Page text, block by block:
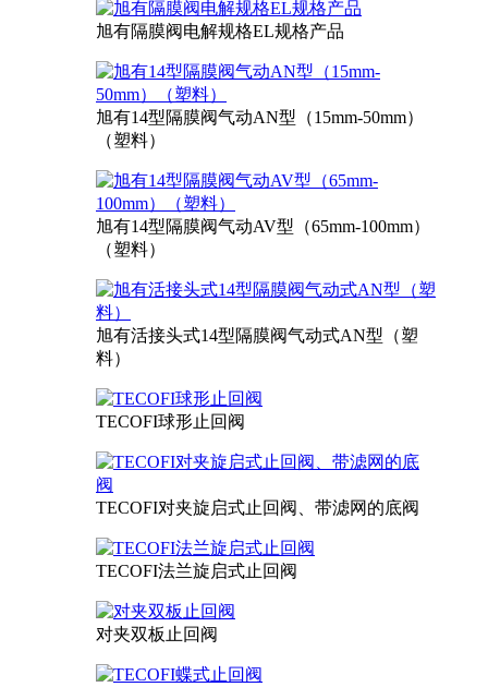
旭有隔膜阀电解规格EL规格产品
旭有14型隔膜阀气动AN型（15mm-50mm）
（塑料）
旭有14型隔膜阀气动AV型（65mm-100mm）
（塑料）
旭有活接头式14型隔膜阀气动式AN型（塑
料）
TECOFI球形止回阀
TECOFI对夹旋启式止回阀、带滤网的底阀
TECOFI法兰旋启式止回阀
对夹双板止回阀